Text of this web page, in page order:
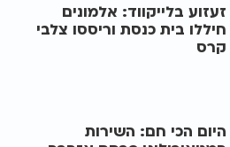
זעזוע בלייקווד: אלמונים
חיללו בית כנסת וריססו צלבי
קרס
היום הכי חם: השירות